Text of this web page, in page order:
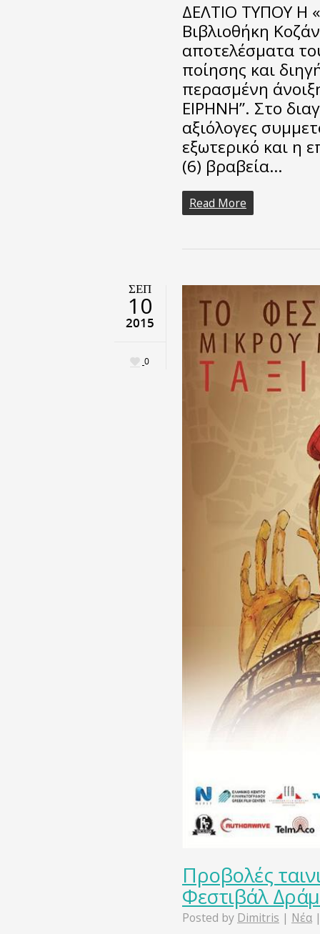
ΔΕΛΤΙΟ ΤΥΠΟΥ Η
Βιβλιοθήκη
αποτελέσματα
ποίησης και
περασμένη
ΕΙΡΗΝΗ”. Στο
αξιόλογες
εξωτερικό και η
(6) βραβεία…
Read More
ΣΕΠ
10
2015
0
Προβολές
Φεστιβάλ
Posted by Dimitris | Νέα